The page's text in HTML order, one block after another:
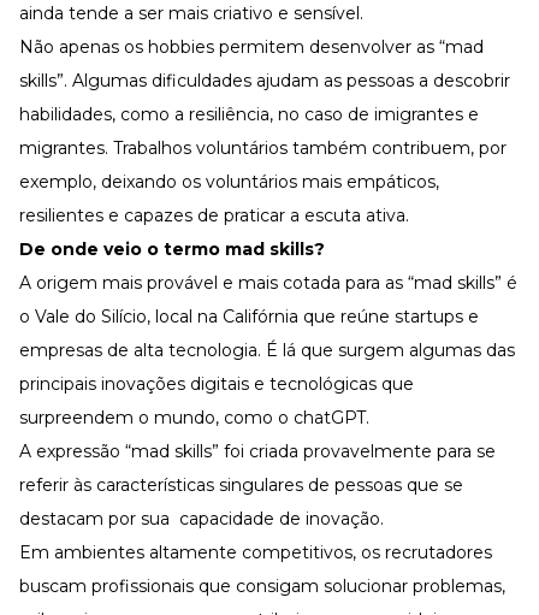
ainda tende a ser mais criativo e sensível.
Não apenas os hobbies permitem desenvolver as “mad
skills”. Algumas dificuldades ajudam as pessoas a descobrir
habilidades, como a resiliência, no caso de imigrantes e
migrantes. Trabalhos voluntários também contribuem, por
exemplo, deixando os voluntários mais empáticos,
resilientes e capazes de praticar a escuta ativa.
De onde veio o termo mad skills?
A origem mais provável e mais cotada para as “mad skills” é
o Vale do Silício, local na Califórnia que reúne startups e
empresas de alta tecnologia. É lá que surgem algumas das
principais inovações digitais e tecnológicas que
surpreendem o mundo, como o chatGPT.
A expressão “mad skills” foi criada provavelmente para se
referir às características singulares de pessoas que se
destacam por sua capacidade de inovação.
Em ambientes altamente competitivos, os recrutadores
buscam profissionais que consigam solucionar problemas,